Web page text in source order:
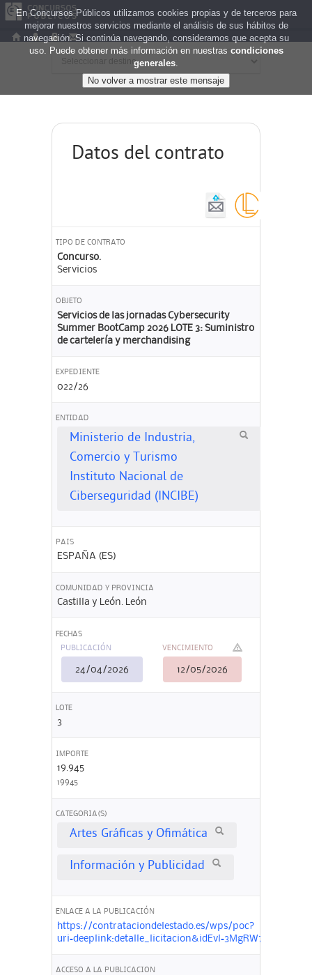
Datos del contrato
TIPO DE CONTRATO
Concurso.
Servicios
OBJETO
Servicios de las jornadas Cybersecurity
Summer BootCamp 2026 LOTE 3: Suministro
de cartelería y merchandising
EXPEDIENTE
022/26
ENTIDAD
Ministerio de Industria,
Comercio y Turismo
Instituto Nacional de
Ciberseguridad (INCIBE)
PAIS
ESPAÑA (ES)
COMUNIDAD Y PROVINCIA
Castilla y León. León
FECHAS
PUBLICACIÓN
24/04/2026
VENCIMIENTO
12/05/2026
LOTE
3
IMPORTE
19.945
19945
CATEGORIA(S)
Artes Gráficas y Ofimática
Información y Publicidad
ENLACE A LA PUBLICACIÓN
https://contrataciondelestado.es/wps/poc?
ACCESO A LA PUBLICACION
En Concursos Públicos utilizamos cookies propias y de terceros para
mejorar nuestros servicios mediante el análisis de sus hábitos de
navegación. Si continúa navegando, consideramos que acepta su
uso. Puede obtener más información en nuestras condiciones
generales.